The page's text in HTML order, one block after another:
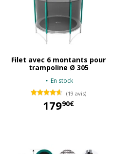
Filet avec 6 montants pour
trampoline Ø 305
En stock
(19 avis)
17990€